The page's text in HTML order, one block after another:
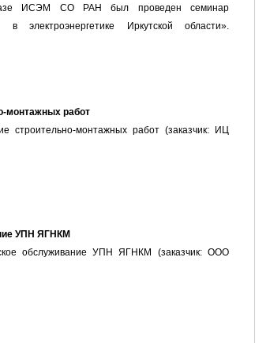
ИСЭМ СО РАН был проведен семинар
в электроэнергетике Иркутской области».
монтажных работ
строительно-монтажных работ (заказчик: ИЦ
УПН ЯГНКМ
обслуживание УПН ЯГНКМ (заказчик: ООО